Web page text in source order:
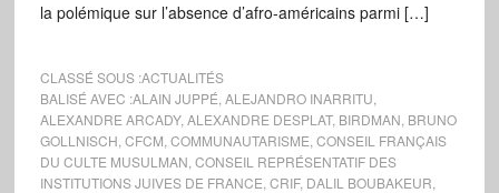
la polémique sur l’absence d’afro-américains parmi […]
CLASSÉ SOUS :ACTUALITÉS
BALISÉ AVEC :ALAIN JUPPÉ ALEJANDRO INARRITU
ALEXANDRE ARCADY, ALEXANDRE DESPLAT, BIRDMAN BRUNO
GOLLNISCH CFCM COMMUNAUTARISME CONSEIL FRANÇAIS
DU CULTE MUSULMAN CONSEIL REPRÉSENTATIF DES
INSTITUTIONS JUIVES DE FRANCE CRIF, DALIL BOUBAKEUR